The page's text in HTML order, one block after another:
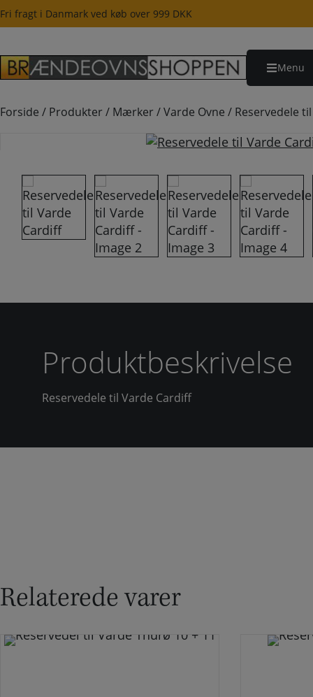
Hop
til
Fri fragt i Danmark ved køb over 999 DKK
Menu
Forside / Produkter/ Mærker/Varde Ovne / Reservedele
Produktbeskrivelse
Reservedele til Varde Cardiff
Relaterede varer